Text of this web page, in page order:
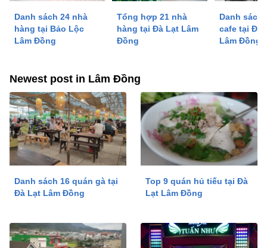
Danh sách 24 nhà
hàng tại Bảo Lộc
Lâm Đồng
Tổng hợp 21 nhà
hàng tại Đà Lạt Lâm
Đồng
Danh sách
cafe tại
Lâm Đồng
Newest post in Lâm Đồng
Danh sách 16 quán gà tại
Đà Lạt Lâm Đồng
Top 9 quán hủ tiếu tại Đà
Lạt Lâm Đồng